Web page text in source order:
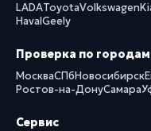
LADAToyotaVolkswagen
HavalGeely
Проверка по городам
МоскваСПбНовосибирск
Ростов-на-ДонуСамара
Сервис